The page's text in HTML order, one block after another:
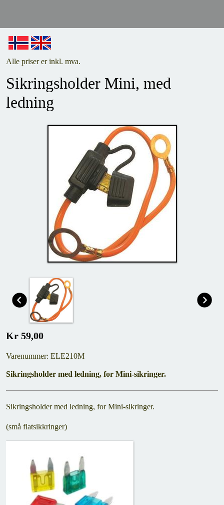
Alle priser er inkl. mva.
Sikringsholder Mini, med
ledning
Kr 59,00
Varenummer: ELE210M
Sikringsholder med ledning, for Mini-sikringer.
Sikringsholder med ledning, for Mini-sikringer.
(små flatsikkringer)